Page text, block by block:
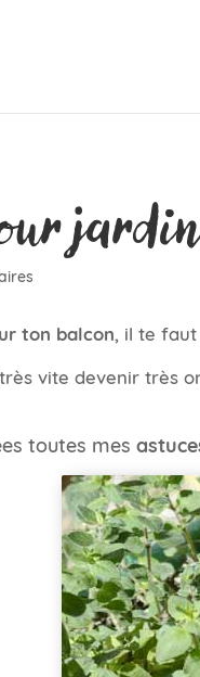
ton balcon, il te faut
vite devenir très
toutes mes